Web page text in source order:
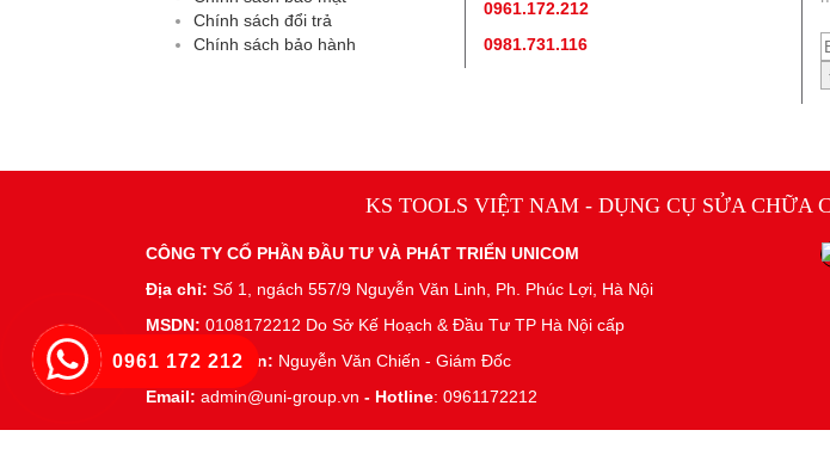
Chính sách đổi trả
Chính sách bảo hành
0961.172.212
0981.731.116
KS TOOLS VIỆT NAM - DỤNG CỤ SỬA CHỮA
CÔNG TY CỔ PHẦN ĐẦU TƯ VÀ PHÁT TRIỂN UNICOM
Địa chỉ: Số 1, ngách 557/9 Nguyễn Văn Linh, Ph. Phúc Lợi, Hà Nội
MSDN: 0108172212 Do Sở Kế Hoạch & Đầu Tư TP Hà Nội cấp
Người đại diện: Nguyễn Văn Chiến - Giám Đốc
Email: admin@uni-group.vn - Hotline: 0961172212
0961 172 212